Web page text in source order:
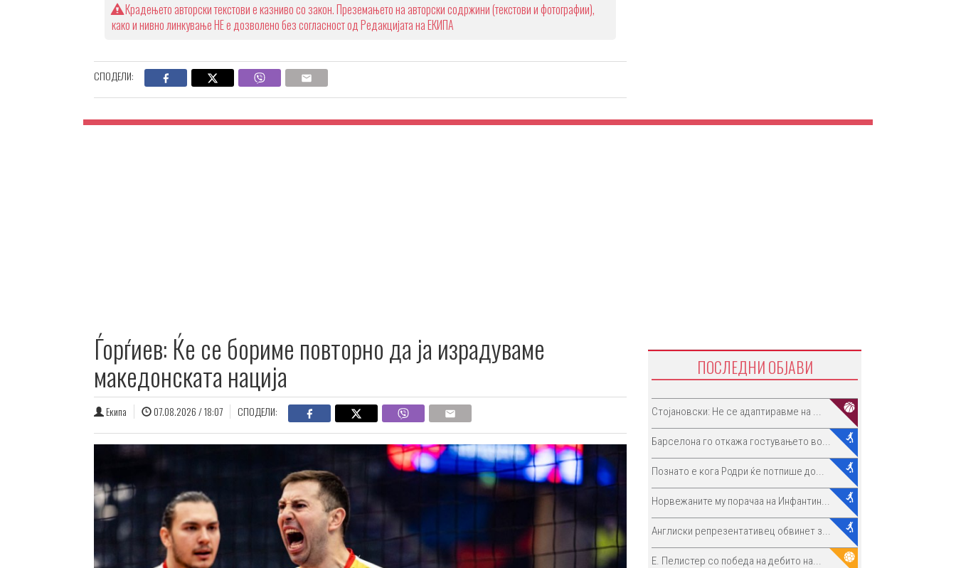
Крадењето авторски текстови е казниво со закон. Преземањето на авторски содржини (текстови и фотографии),
како и нивно линкување НЕ е дозволено без согласност од Редакцијата на ЕКИПА
СПОДЕЛИ:
Ѓорѓиев: Ќе се бориме повторно да ја израдуваме
македонската нација
Екипа 07.08.2026 / 18:07 СПОДЕЛИ:
ПОСЛЕДНИ ОБЈАВИ
Стојановски: Не се адаптиравме на ...
Барселона го откажа гостувањето во...
Познато е кога Родри ќе потпише до...
Норвежаните му порачаа на Инфантин...
Англиски репрезентативец обвинет з...
E. Пелистер со победа на дебито на...